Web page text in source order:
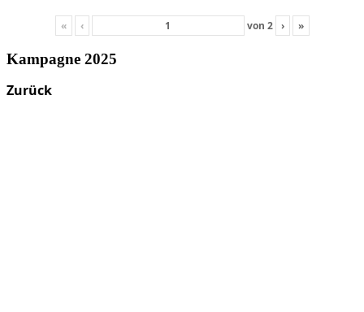
« ‹ von 2 › »
Kampagne 2025
Zurück